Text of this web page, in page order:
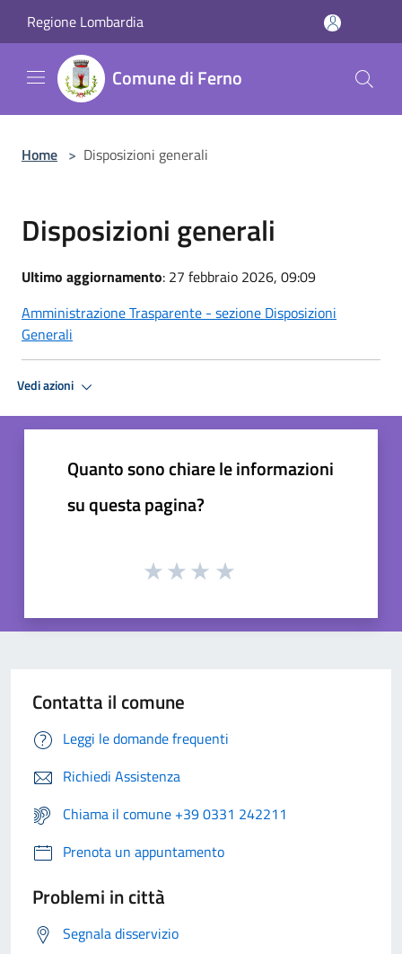
Regione Lombardia
Comune di Ferno
Home > Disposizioni generali
Disposizioni generali
Ultimo aggiornamento: 27 febbraio 2026, 09:09
Amministrazione Trasparente - sezione Disposizioni
Generali
Vedi azioni
Quanto sono chiare le informazioni
su questa pagina?
Contatta il comune
Leggi le domande frequenti
Richiedi Assistenza
Chiama il comune +39 0331 242211
Prenota un appuntamento
Problemi in città
Segnala disservizio